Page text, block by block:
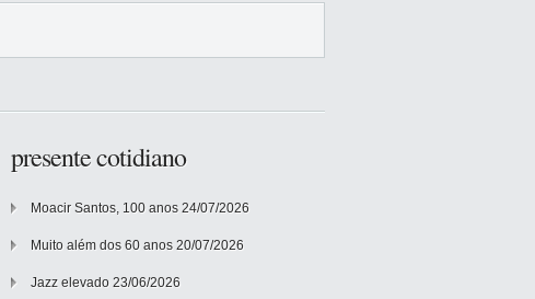
presente cotidiano
Moacir Santos, 100 anos 24/07/2026
Muito além dos 60 anos 20/07/2026
Jazz elevado 23/06/2026